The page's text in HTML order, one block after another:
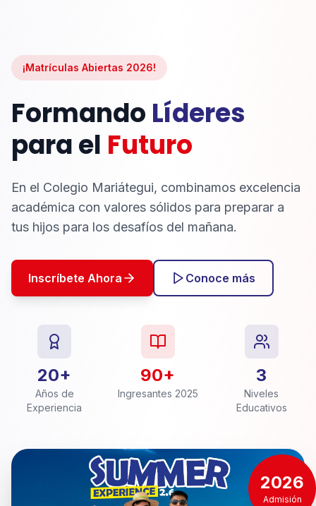
¡Matrículas Abiertas 2026!
Formando Líderes
para el Futuro
En el Colegio Mariátegui, combinamos excelencia
académica con valores sólidos para preparar a
tus hijos para los desafíos del mañana.
Inscríbete Ahora Conoce más
20+
Años de
Experiencia
90+
Ingresantes 2025
3
Niveles
Educativos
2026
Admisión